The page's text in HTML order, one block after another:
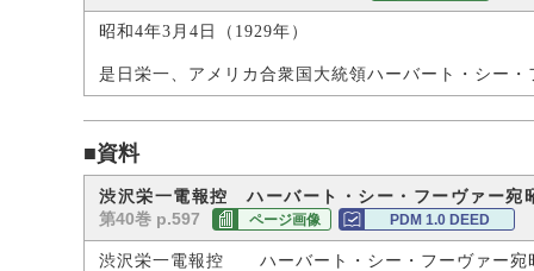
昭和4年3月4日（1929年）
是日栄一、アメリカ合衆国大統領ハーバート・シー
■資料
渋沢栄一電報控 ハーバート・シー・フーヴァー宛
第40巻 p.597 ページ画像 PDM 1.0 DEED
渋沢栄一電報控 ハーバート・シー・フーヴァー宛